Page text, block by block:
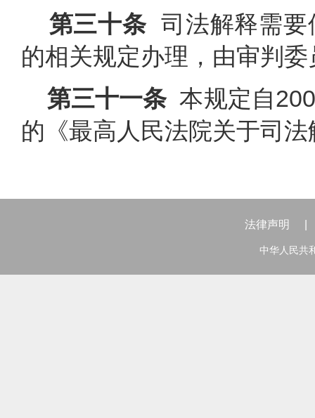
第三十条 司法解释需
的相关规定办理，由审判
第三十一条本规定自
的《最高人民法院关于司
法律声明
中华人民共